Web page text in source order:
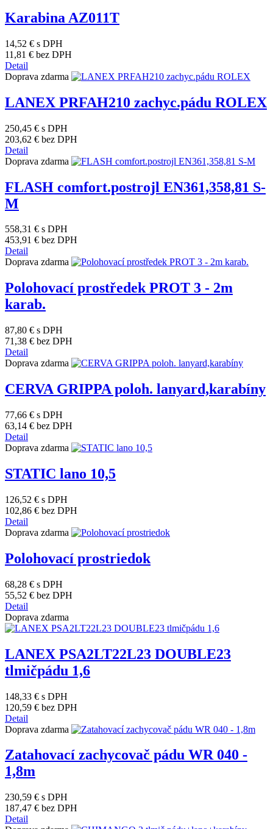
Karabina AZ011T
14,52 € s DPH
11,81 € bez DPH
Detail
Doprava zdarma
LANEX PRFAH210 zachyc.pádu ROLEX
250,45 € s DPH
203,62 € bez DPH
Detail
Doprava zdarma
FLASH comfort.postrojl EN361,358,81 S-
M
558,31 € s DPH
453,91 € bez DPH
Detail
Doprava zdarma
Polohovací prostředek PROT 3 - 2m
karab.
87,80 € s DPH
71,38 € bez DPH
Detail
Doprava zdarma
CERVA GRIPPA poloh. lanyard,karabíny
77,66 € s DPH
63,14 € bez DPH
Detail
Doprava zdarma
STATIC lano 10,5
126,52 € s DPH
102,86 € bez DPH
Detail
Doprava zdarma
Polohovací prostriedok
68,28 € s DPH
55,52 € bez DPH
Detail
Doprava zdarma
LANEX PSA2LT22L23 DOUBLE23
tlmičpádu 1,6
148,33 € s DPH
120,59 € bez DPH
Detail
Doprava zdarma
Zatahovací zachycovač pádu WR 040 -
1,8m
230,59 € s DPH
187,47 € bez DPH
Detail